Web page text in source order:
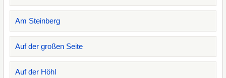
Am Steinberg
Auf der großen Seite
Auf der Höhl